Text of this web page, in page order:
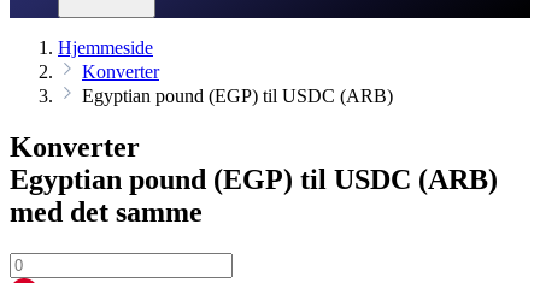
Hjemmeside
Konverter
Egyptian pound (EGP) til USDC (ARB)
Konverter
Egyptian pound (EGP) til USDC (ARB)
med det samme